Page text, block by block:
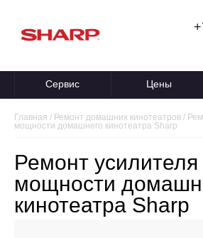
Сервис Цены
Главная / Ремонт домашних кинотеатров /
мощности домашнего кинотеатра Sharp
Ремонт усилителя
мощности
кинотеатра Sharp